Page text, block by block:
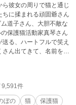
道子さん、大胆不敵な
保護猫活動家真琴さん
と途中名前と特徴を記
9,591件
ぼの 猫 保護猫